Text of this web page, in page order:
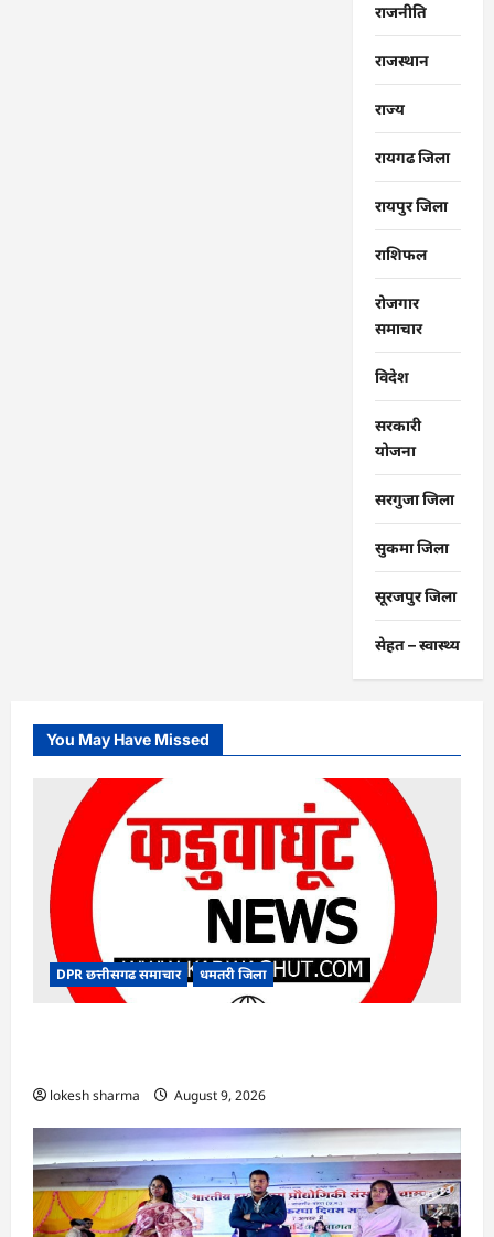
राजनीति
राजस्थान
राज्‍य
रायगढ जिला
रायपुर जिला
राशिफल
रोजगार
समाचार
विदेश
सरकारी
योजना
सरगुजा जिला
सुकमा जिला
सूरजपुर जिला
सेहत – स्‍वास्‍थ्‍य
You May Have Missed
DPR छत्तीसगढ समाचार धमतरी जिला
lokesh sharma August 9, 2026